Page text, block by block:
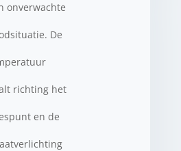
onverwachte
De
richting het
en de